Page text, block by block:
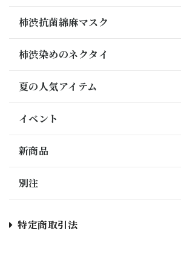
柿渋抗菌綿麻マスク
柿渋染めのネクタイ
夏の人気アイテム
イベント
新商品
別注
特定商取引法